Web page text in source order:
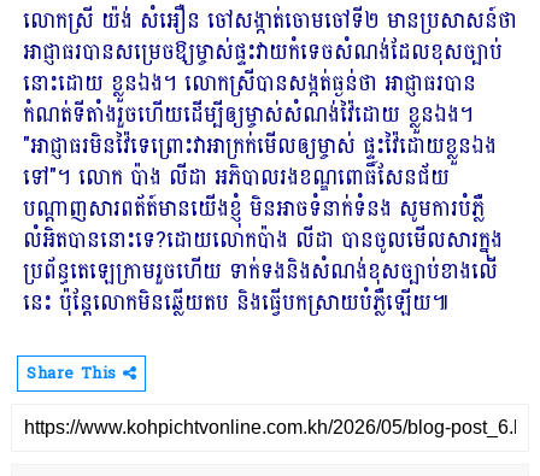
លោកស្រី យ៉ង់ សំអឿន ចៅសង្កាត់ចោមចៅទី២ មានប្រសាសន៍ថា
អាជ្ញាធរបានសម្រេចឱ្យម្ចាស់ផ្ទះវាយកំទេចសំណង់ដែលខុសច្បាប់
នោះដោយ ខ្លួនឯង។ លោកស្រីបានសង្កត់ធ្ងន់ថា អាជ្ញាធរបាន
កំណត់ទីតាំងរួចហើយដើម្បីឲ្យម្ចាស់សំណង់វ៉ៃដោយ ខ្លួនឯង។
"អាជ្ញាធរមិនវ៉ៃទេព្រោះវាអាក្រក់មើលឲ្យម្ចាស់ ផ្ទះវ៉ៃដោយខ្លួនឯង
ទៅ"។ លោក ប៉ាង លីដា អភិបាលរងខណ្ឌពោធិ៍សែនជ័យ
បណ្តាញសារពត័ត៍មានយើងខ្ញុំ មិនអាចទំនាក់ទំនង សូមការបំភ្លឺ
លំអិតបាននោះទេ?ដោយលោកប៉ាង លីដា បានចូលមើលសារក្នុង
ប្រព័ន្ធតេឡេក្រាមរួចហើយ ទាក់ទងនិងសំណង់ខុសច្បាប់ខាងលើ
នេះ ប៉ុន្តែលោកមិនឆ្លើយតប និងធ្វើបកស្រាយបំភ្លឺឡើយ៕
Share This